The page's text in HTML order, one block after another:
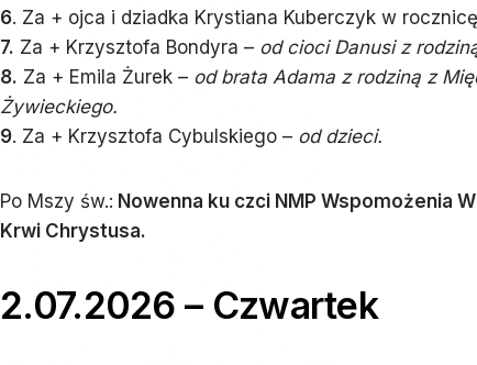
6. Za + ojca i dziadka Krystiana Kuberczyk w
7. Za + Krzysztofa Bondyra – od cioci Danusi z
8. Za + Emila Żurek – od brata Adama z rodziną z
Żywieckiego.
9. Za + Krzysztofa Cybulskiego – od dzieci.
Po Mszy św.: Nowenna ku czci NMP Wspomożenia
Krwi Chrystusa.
2.07.2026 – Czwartek